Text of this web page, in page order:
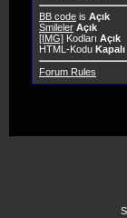
BB code is Açık
Smileler Açık
[IMG] Kodları Açık
HTML-Kodu Kapalı
Forum Rules